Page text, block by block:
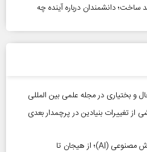
دانشمندان درباره آینده چه
و بختیاری در مجله علمی بین المللی
از تغییرات بنیادین در پرچمدار بعدی
رشد خیره‌کننده بازار توکن‌های هوش مصنوعی (AI)؛ از هیجان تا